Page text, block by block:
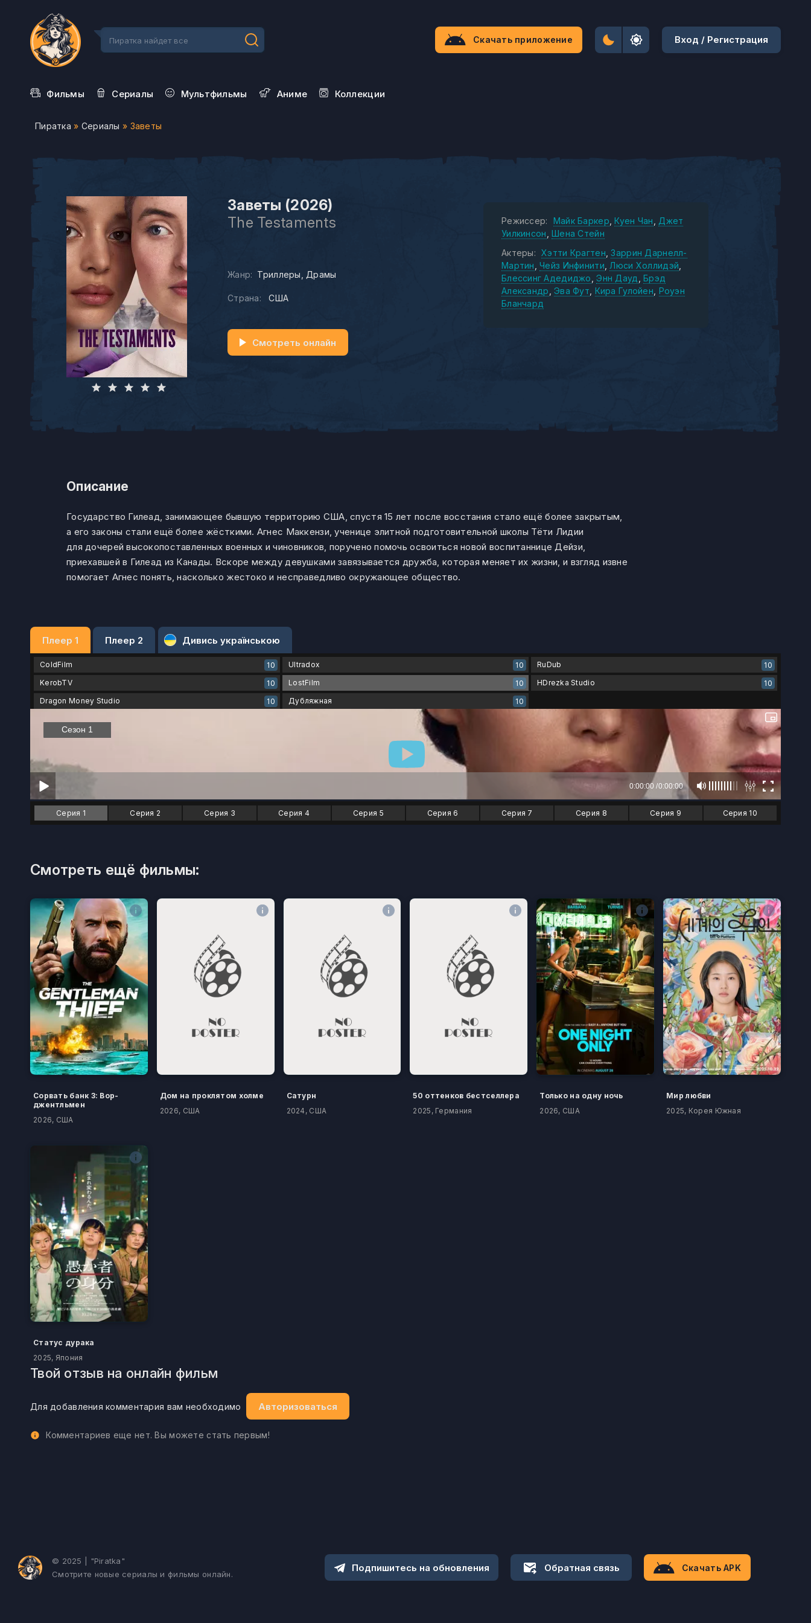
Скачать приложение Вход / Регистрация
Фильмы Сериалы Мультфильмы Aниме Коллекции
Пиратка » Сериалы » Заветы
Заветы (2026)
The Testaments
Жанр: Триллеры Драмы
Страна: США
Смотреть онлайн
Режиссер: Майк Баркер Куен Чан
Джет
Уилкинсон Шена Стейн
Актеры:
Хэтти Крагтен Заррин Дарнелл-
Мартин
Чейз Инфинити Люси Холлидэй
Блессинг Адедиджо
Энн Дауд
Брэд
Александр Эва Фут Кира Гулойен Роуэн
Бланчард
Описание
Государство Гилеад, занимающее бывшую территорию США, спустя 15 лет после восстания стало ещё более закрытым,
а его законы стали ещё более жёсткими. Агнес Маккензи, ученице элитной подготовительной школы Тёти Лидии
для дочерей высокопоставленных военных и чиновников, поручено помочь освоиться новой воспитаннице Дейзи,
приехавшей в Гилеад из Канады. Вскоре между девушками завязывается дружба, которая меняет их жизни, и взгляд извне
помогает Агнес понять, насколько жестоко и несправедливо окружающее общество.
Плеер 1 Плеер 2 Дивись українською
ColdFilm 10 Ultradox 10 RuDub
10
KerobTV
10 LostFilm 10 HDrezka Studio
10
Dragon Money Studio
10 Дубляжная 10
Серия 1 Серия 2 Серия 3 Серия 4 Серия 5 Серия 6 Серия 7 Серия 8 Серия 9 Серия 10
Смотреть ещё фильмы:
Сорвать банк 3: Вор-
джентльмен
2026, США
Дом на проклятом холме
2026, США
Сатурн
2024, США
50 оттенков бестселлера
2025, Германия
Только на одну ночь
2026, США
Мир любви
2025, Корея Южная
Статус дурака
2025, Япония
Твой отзыв на онлайн фильм
Для добавления комментария вам необходимо Авторизоваться
Комментариев еще нет. Вы можете стать первым!
© 2025 | "Piratka"
Смотрите новые сериалы и фильмы онлайн.
Подпишитесь на обновления Обратная связь Скачать APK